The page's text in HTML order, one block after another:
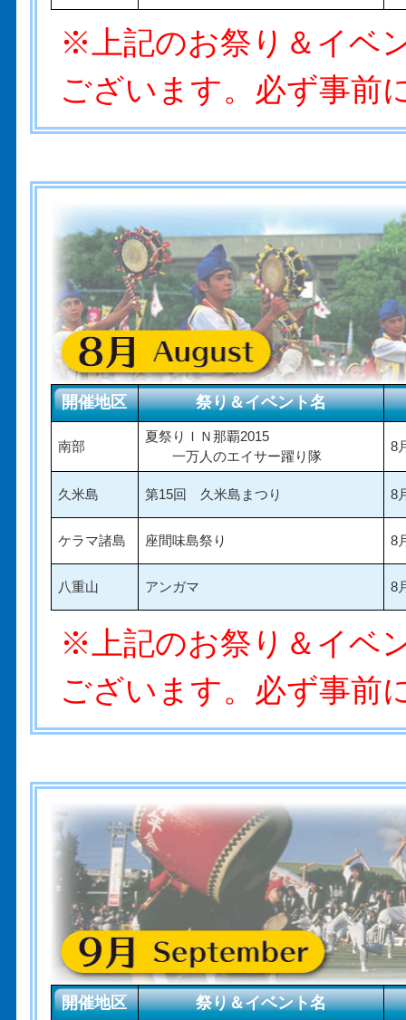
※上記のお祭り＆イベ
ございます。必ず事前
開催地区 祭り＆イベント名
南部
夏祭りＩＮ那覇2015
一万人のエイサー躍り隊
8
久米島 第15回 久米島まつり 8
ケラマ諸島 座間味島祭り 8
八重山 アンガマ 8
※上記のお祭り＆イベ
ございます。必ず事前
開催地区 祭り＆イベント名